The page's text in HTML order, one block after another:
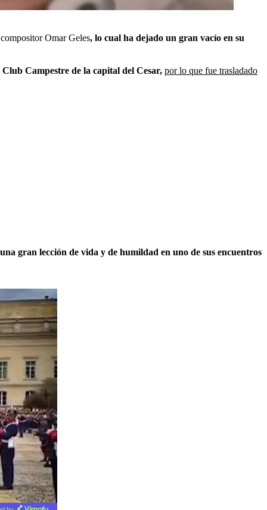
Omar Geles, lo cual ha dejado un gran vacío en su
Campestre de la capital del Cesar, por lo que fue trasladado
gran lección de vida y de humildad en uno de sus encuentros